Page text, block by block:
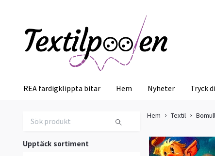
REA färdigklippta bitar Hem Nyheter Tryck
Upptäck sortiment
Hem Textil